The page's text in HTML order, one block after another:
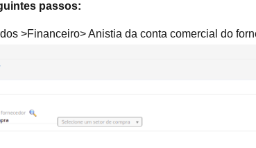
passos:
>Financeiro> Anistia da conta comercial do